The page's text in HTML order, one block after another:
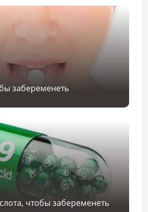
забеременеть
чтобы забеременеть